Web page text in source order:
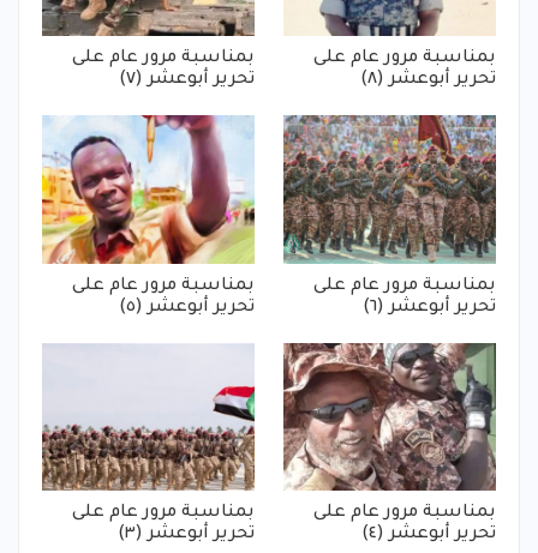
بمناسبة مرور عام على
تحرير أبوعشر (٨)
بمناسبة مرور عام على
تحرير أبوعشر (٧)
بمناسبة مرور عام على
تحرير أبوعشر (٦)
بمناسبة مرور عام على
تحرير أبوعشر (٥)
بمناسبة مرور عام على
تحرير أبوعشر (٤)
بمناسبة مرور عام على
تحرير أبوعشر (٣)